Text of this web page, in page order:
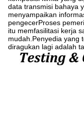
data transmisi bahaya
menyampaikan
pengecerProses
itu memfasilitasi kerja
mudah.Penyedia yang
diragukan lagi adalah